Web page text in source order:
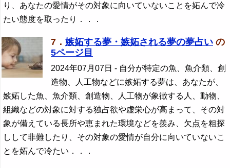
り、あなたの愛情がその対象に向いていないことを妬んで冷
たい態度を取ったり．．．
7． 嫉妬する夢・嫉妬される夢の夢占い の
5ページ目
2024年07月07日 - 自分が特定の魚、魚介類、創
造物、人工物などに嫉妬する夢は、あなたが、
嫉妬した魚、魚介類、創造物、人工物が象徴する人、動物、
組織などの対象に対する独占欲や虚栄心が高まって、その対
象が備えている長所や恵まれた環境などを羨み、欠点を粗探
しして非難したり、その対象の愛情が自分に向いていないこ
とを妬んで冷たい．．．